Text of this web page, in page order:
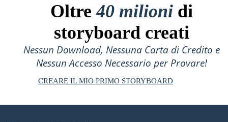
Oltre40 milioni di
storyboard creati
Nessun Download, Nessuna Carta di Credito e
Nessun Accesso Necessario per Provare!
CREARE IL MIO PRIMO STORYBOARD